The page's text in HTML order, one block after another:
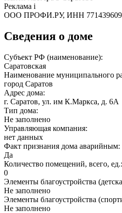
Реклама i
ООО ПРОФИ.РУ, ИНН
Сведения о доме
Субъект РФ (наименование):
Саратовская
Наименование муниципального
город Саратов
Адрес дома:
г. Саратов, ул. им К.Маркса, д. 6А
Тип дома:
Не заполнено
Управляющая компания:
нет данных
Факт признания дома аварийным:
Да
Количество помещений, всего, ед.:
0
Элементы благоустройства
Не заполнено
Элементы благоустройства
Не заполнено